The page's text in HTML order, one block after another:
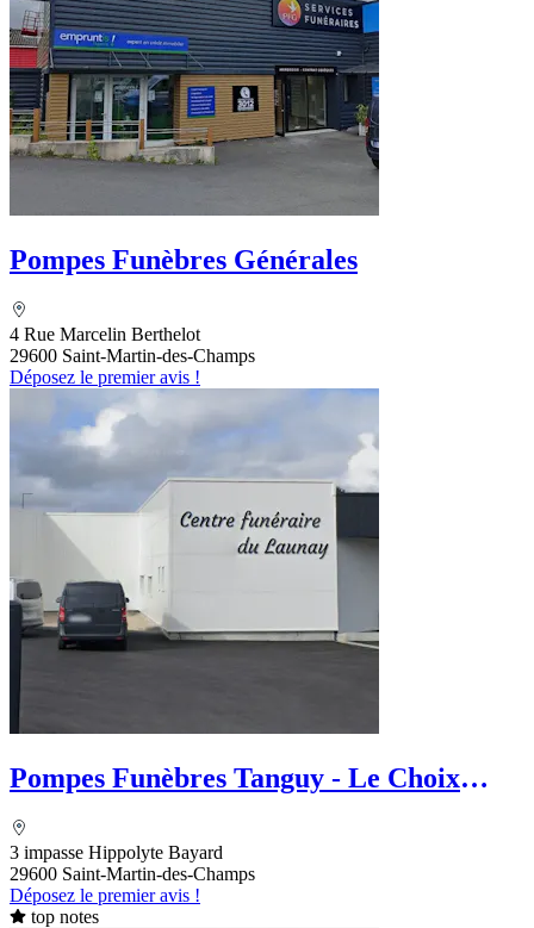
Pompes Funèbres Générales
4 Rue Marcelin Berthelot
29600 Saint-Martin-des-Champs
Déposez le premier avis !
Pompes Funèbres Tanguy - Le Choix
3 impasse Hippolyte Bayard
29600 Saint-Martin-des-Champs
Déposez le premier avis !
top notes